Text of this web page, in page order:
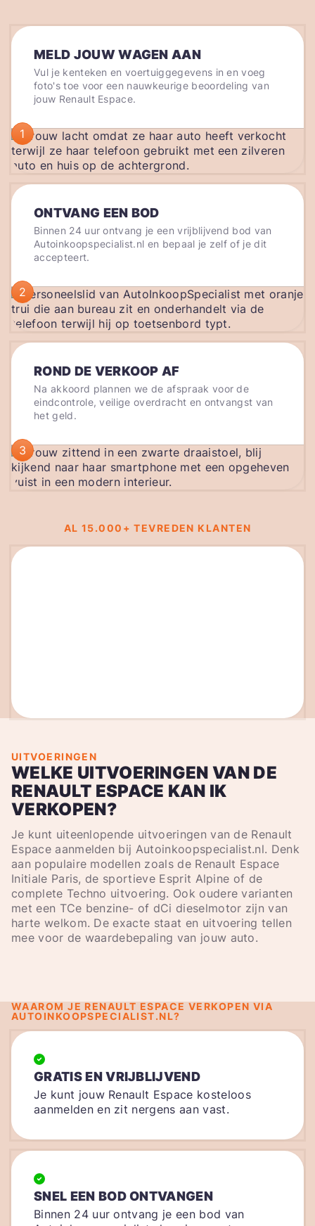
MELD JOUW WAGEN AAN
Vul je kenteken en voertuiggegevens in en voeg
foto's toe voor een nauwkeurige beoordeling van
jouw Renault Espace.
1
ONTVANG EEN BOD
Binnen 24 uur ontvang je een vrijblijvend bod van
Autoinkoopspecialist.nl en bepaal je zelf of je dit
accepteert.
2
ROND DE VERKOOP AF
Na akkoord plannen we de afspraak voor de
eindcontrole, veilige overdracht en ontvangst van
het geld.
3
AL 15.000+ TEVREDEN KLANTEN
UITVOERINGEN
WELKE UITVOERINGEN VAN DE
RENAULT ESPACE KAN IK
VERKOPEN?
Je kunt uiteenlopende uitvoeringen van de Renault
Espace aanmelden bij Autoinkoopspecialist.nl. Denk
aan populaire modellen zoals de Renault Espace
Initiale Paris, de sportieve Esprit Alpine of de
complete Techno uitvoering. Ook oudere varianten
met een TCe benzine- of dCi dieselmotor zijn van
harte welkom. De exacte staat en uitvoering tellen
mee voor de waardebepaling van jouw auto.
WAAROM JE RENAULT ESPACE VERKOPEN VIA
AUTOINKOOPSPECIALIST.NL?
GRATIS EN VRIJBLIJVEND
Je kunt jouw Renault Espace kosteloos
aanmelden en zit nergens aan vast.
SNEL EEN BOD ONTVANGEN
Binnen 24 uur ontvang je een bod van